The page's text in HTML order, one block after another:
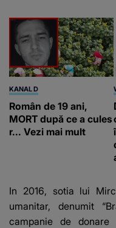
KANAL D
Român de 19 ani,
MORT după ce a cules
r... Vezi mai mult
In 2016, sotia lui
umanitar, denumit
campanie de